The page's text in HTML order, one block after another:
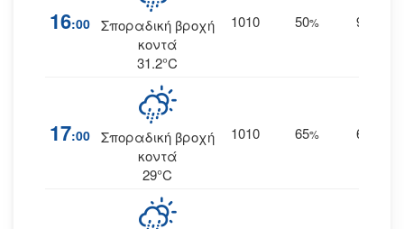
16:00 Σποραδική βροχή
κοντά
31.2°C
1010 50% 9
17:00 Σποραδική βροχή
κοντά
29°C
1010 65% 6